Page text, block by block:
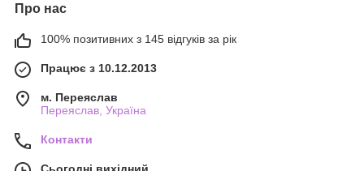
Про нас
100% позитивних з 145 відгуків за рік
Працює з 10.12.2013
м. Переяслав
Переяслав, Україна
Контакти